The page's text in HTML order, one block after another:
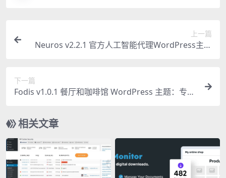
上一篇
Neuros v2.2.1 官方人工智能代理WordPress主题
下一篇
Fodis v1.0.1 餐厅和咖啡馆 WordPress 主题：专业
相关文章